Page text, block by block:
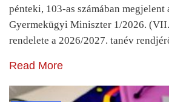
pénteki, 103-as számában megjelent
Gyermekügyi Miniszter 1/2026.
rendelete a 2026/2027. tanév
Read More